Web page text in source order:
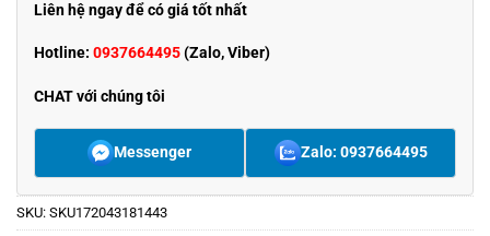
Liên hệ ngay để có giá tốt nhất
Hotline: 0937664495(Zalo, Viber)
CHAT với chúng tôi
Messenger Zalo: 0937664495
SKU: SKU172043181443